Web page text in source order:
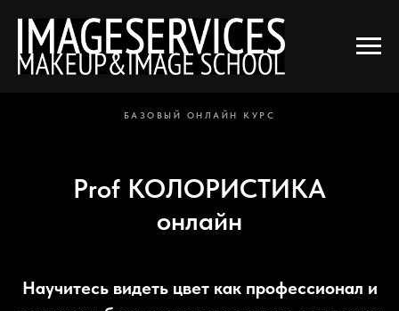
Главная → Курсы → Online-курсы → КОЛОРИСТИКА
БАЗОВЫЙ ОНЛАЙН КУРС
Prof КОЛОРИСТИКА
онлайн
Научитесь видеть цвет как профессионал и